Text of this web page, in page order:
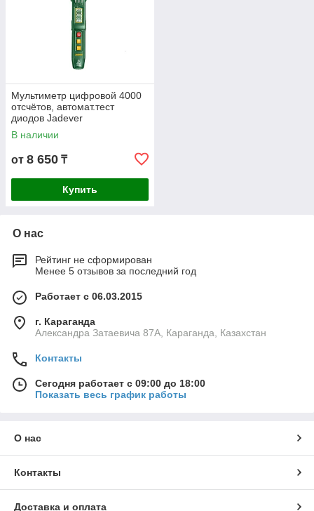
Мультиметр цифровой 4000
отсчётов, автомат.тест
диодов Jadever
В наличии
от 8 650 ₸
Купить
О нас
Рейтинг не сформирован
Менее 5 отзывов за последний год
Работает с 06.03.2015
г. Караганда
Александра Затаевича 87А, Караганда, Казахстан
Контакты
Сегодня работает с 09:00 до 18:00
Показать весь график работы
О нас
Контакты
Доставка и оплата